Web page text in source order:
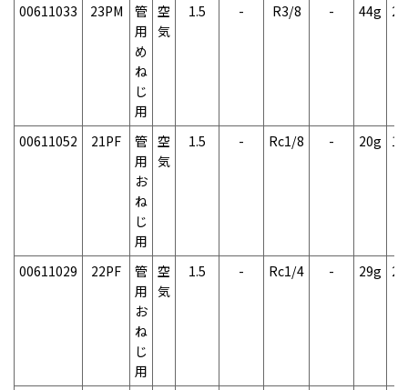
00611033 23PM
管
用
め
ね
じ
用
空
気
1.5 - R3/8 - 44g
00611052 21PF
管
用
お
ね
じ
用
空
気
1.5 - Rc1/8 - 20g
00611029 22PF
管
用
お
ね
じ
用
空
気
1.5 - Rc1/4 - 29g